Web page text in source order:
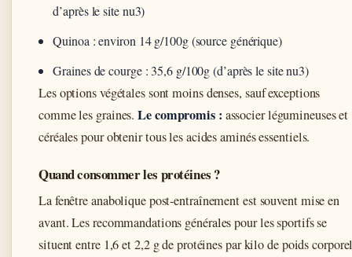
d’après le site nu3)
Quinoa : environ 14 g/100g (source générique)
Graines de courge : 35,6 g/100g (d’après le site nu3)
Les options végétales sont moins denses, sauf exceptions
comme les graines.Le compromis : associer légumineuses et
céréales pour obtenir tous les acides aminés essentiels.
Quand consommer les protéines ?
La fenêtre anabolique post-entraînement est souvent mise en
avant. Les recommandations générales pour les sportifs se
situent entre 1,6 et 2,2 g de protéines par kilo de poids